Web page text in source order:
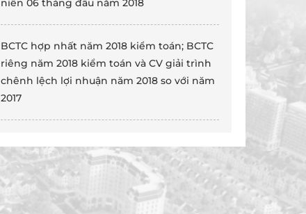
niên 06 tháng đầu năm 2018
BCTC hợp nhất năm 2018 kiểm toán; BCTC
riêng năm 2018 kiểm toán và CV giải trình
chênh lệch lợi nhuận năm 2018 so với năm
2017